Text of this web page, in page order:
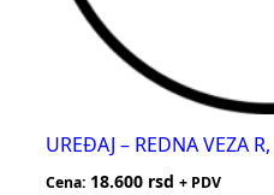
UREĐAJ – REDNA VEZA
Cena: 18.600 rsd + PDV